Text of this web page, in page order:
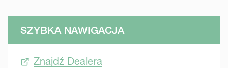
SZYBKA NAWIGACJA
Znajdź Dealera